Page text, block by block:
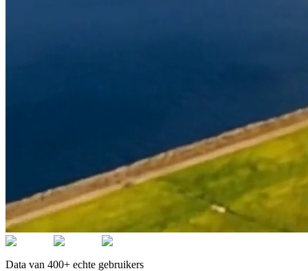
Data van 400+ echte gebruikers